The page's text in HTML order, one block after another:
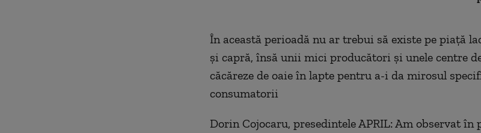
În această perioadă nu ar trebui să existe pe piaţă
şi capră, însă unii mici producători şi unele centre
căcăreze de oaie în lapte pentru a-i da mirosul
consumatorii
Dorin Cojocaru, presedintele APRIL: Am observat în